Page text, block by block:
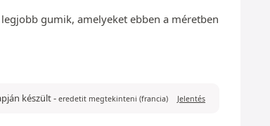
gumik, amelyeket ebben a méretben
készült- eredetit megtekinteni (francia) Jelentés